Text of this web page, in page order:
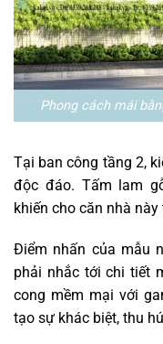
Phong cách mái
Tại ban công tầng 2,
độc đáo. Tấm lam
khiến cho căn nhà
Điểm nhấn của mẫu
phải nhắc tới chi tiết
cong mềm mại với
tạo sự khác biệt, thu